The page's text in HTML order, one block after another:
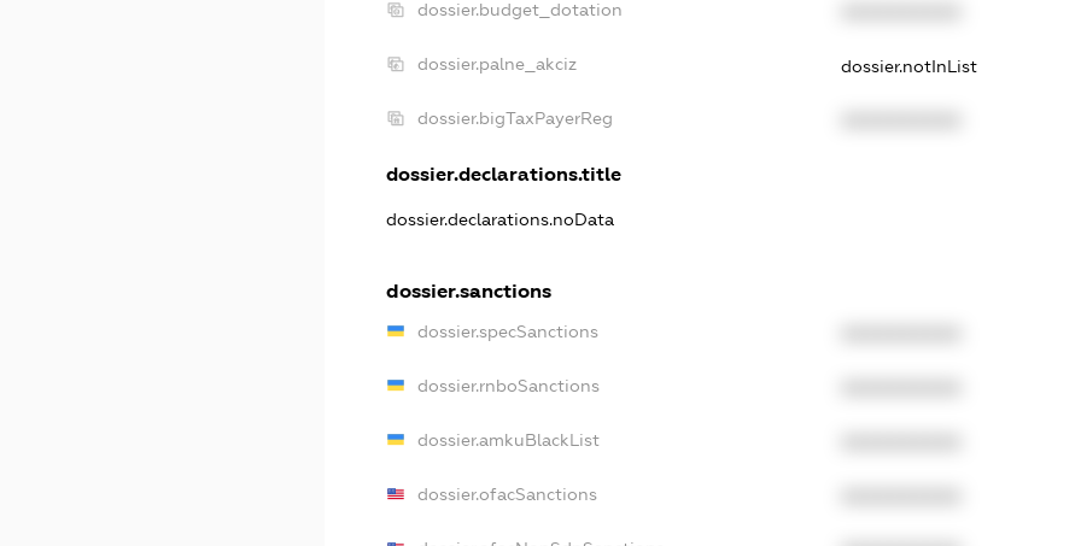
dossier.budget_dotation
dossier.palne_akciz dossier.notInList
dossier.bigTaxPayerReg
dossier.declarations.title
dossier.declarations.noData
dossier.sanctions
dossier.specSanctions
dossier.rnboSanctions
dossier.amkuBlackList
dossier.ofacSanctions